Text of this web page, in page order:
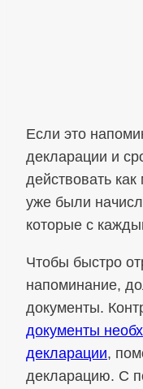
Если это
декларации и
действовать
уже были
которые с
Чтобы быстро
напоминание,
документы.
документы
декларации,
декларацию. С